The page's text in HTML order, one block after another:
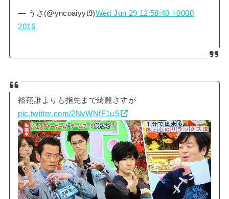
— うさ(@yncoaiyyt9)Wed Jun 29 12:58:40 +0000
2016
裕翔誰よりも指先まで綺麗さすが
pic.twitter.com/2NvWNfF1uS